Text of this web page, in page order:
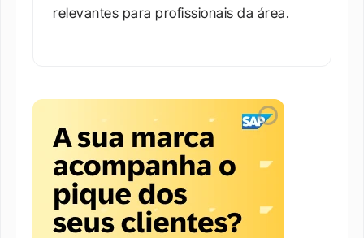
relevantes para profissionais da área.​